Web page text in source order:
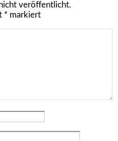
veröffentlicht.
* markiert